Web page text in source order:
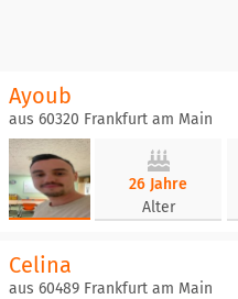
Ayoub
aus 60320 Frankfurt am Main
26 Jahre
Alter
Celina
aus 60489 Frankfurt am Main